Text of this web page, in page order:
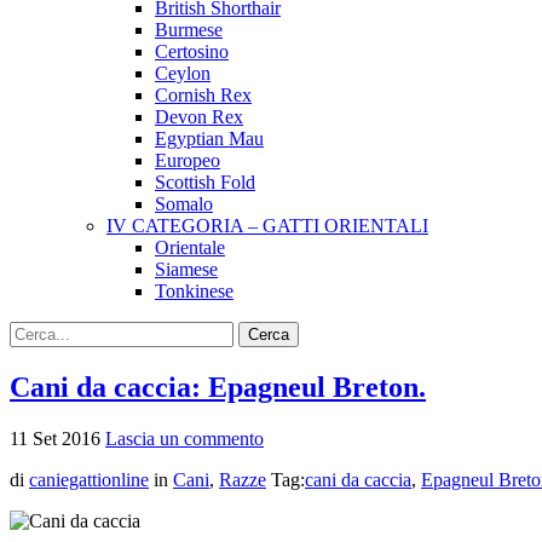
British Shorthair
Burmese
Certosino
Ceylon
Cornish Rex
Devon Rex
Egyptian Mau
Europeo
Scottish Fold
Somalo
IV CATEGORIA – GATTI ORIENTALI
Orientale
Siamese
Tonkinese
Cani da caccia: Epagneul Breton.
11 Set 2016 Lascia un commento
di caniegattionline in Cani, Razze Tag:cani da caccia, Epagneul